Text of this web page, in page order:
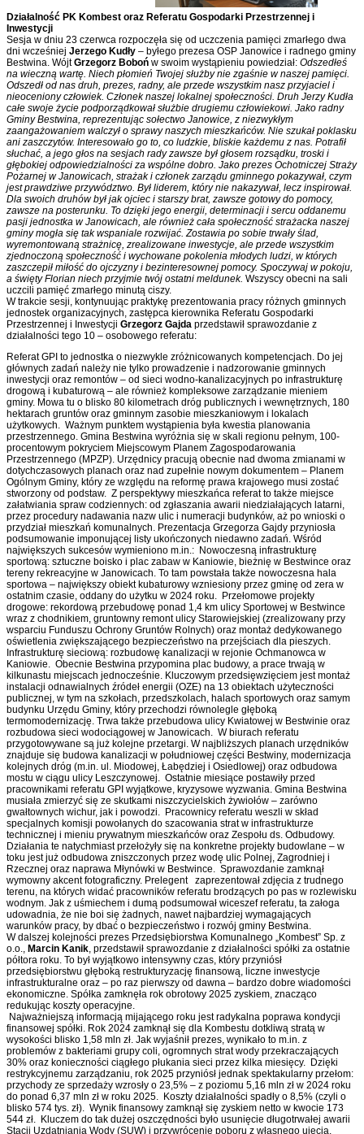
Działalność PK Kombest oraz Referatu Gospodarki Przestrzennej i
Inwestycji
Sesja w dniu 23 czerwca rozpoczęła się od uczczenia pamięci zmarłego dwa
dni wcześniej Jerzego Kudły – byłego prezesa OSP Janowice i radnego gminy
Bestwina. WójtGrzegorz Boboń w swoim wystąpieniu powiedział: Odszedłeś
na wieczną wartę. Niech płomień Twojej służby nie zgaśnie w naszej pamięci.
Odszedł od nas druh, prezes, radny, ale przede wszystkim nasz przyjaciel i
nieoceniony człowiek. Członek naszej lokalnej społeczności. Druh Jerzy Kudła
całe swoje życie podporządkował służbie drugiemu człowiekowi. Jako radny
Gminy Bestwina, reprezentując sołectwo Janowice, z niezwykłym
zaangażowaniem walczył o sprawy naszych mieszkańców. Nie szukał poklasku
ani zaszczytów. Interesowało go to, co ludzkie, bliskie każdemu z nas. Potrafił
słuchać, a jego głos na sesjach rady zawsze był głosem rozsądku, troski i
głębokiej odpowiedzialności za wspólne dobro. Jako prezes Ochotniczej Straży
Pożarnej w Janowicach, strażak i członek zarządu gminnego pokazywał, czym
jest prawdziwe przywództwo. Był liderem, który nie nakazywał, lecz inspirował.
Dla swoich druhów był jak ojciec i starszy brat, zawsze gotowy do pomocy,
zawsze na posterunku. To dzięki jego energii, determinacji i sercu oddanemu
pasji jednostka w Janowicach, ale również cała społeczność strażacka naszej
gminy mogła się tak wspaniale rozwijać. Zostawia po sobie trwały ślad,
wyremontowaną strażnicę, zrealizowane inwestycje, ale przede wszystkim
zjednoczoną społeczność i wychowane pokolenia młodych ludzi, w których
zaszczepił miłość do ojczyzny i bezinteresownej pomocy. Spoczywaj w pokoju,
a święty Florian niech przyjmie twój ostatni meldunek. Wszyscy obecni na sali
uczcili pamięć zmarłego minutą ciszy.
W trakcie sesji, kontynuując praktykę prezentowania pracy różnych gminnych
jednostek organizacyjnych, zastępca kierownika Referatu Gospodarki
Przestrzennej i Inwestycji Grzegorz Gajda przedstawił sprawozdanie z
działalności tego 10 – osobowego referatu:
Referat GPI to jednostka o niezwykle zróżnicowanych kompetencjach. Do jej
głównych zadań należy nie tylko prowadzenie i nadzorowanie gminnych
inwestycji oraz remontów – od sieci wodno-kanalizacyjnych po infrastrukturę
drogową i kubaturową – ale również kompleksowe zarządzanie mieniem
gminy. Mowa tu o blisko 80 kilometrach dróg publicznych i wewnętrznych, 180
hektarach gruntów oraz gminnym zasobie mieszkaniowym i lokalach
użytkowych. Ważnym punktem wystąpienia była kwestia planowania
przestrzennego. Gmina Bestwina wyróżnia się w skali regionu pełnym, 100-
procentowym pokryciem Miejscowym Planem Zagospodarowania
Przestrzennego (MPZP). Urzędnicy pracują obecnie nad dwoma zmianami w
dotychczasowych planach oraz nad zupełnie nowym dokumentem – Planem
Ogólnym Gminy, który ze względu na reformę prawa krajowego musi zostać
stworzony od podstaw. Z perspektywy mieszkańca referat to także miejsce
załatwiania spraw codziennych: od zgłaszania awarii niedziałających latarni,
przez procedury nadawania nazw ulic i numeracji budynków, aż po wnioski o
przydział mieszkań komunalnych. Prezentacja Grzegorza Gajdy przyniosła
podsumowanie imponującej listy ukończonych niedawno zadań. Wśród
największych sukcesów wymieniono m.in.: Nowoczesną infrastrukturę
sportową: sztuczne boisko i plac zabaw w Kaniowie, bieżnię w Bestwince oraz
tereny rekreacyjne w Janowicach. To tam powstała także nowoczesna hala
sportowa – największy obiekt kubaturowy wzniesiony przez gminę od zera w
ostatnim czasie, oddany do użytku w 2024 roku. Przełomowe projekty
drogowe: rekordową przebudowę ponad 1,4 km ulicy Sportowej w Bestwince
wraz z chodnikiem, gruntowny remont ulicy Starowiejskiej (zrealizowany przy
wsparciu Funduszu Ochrony Gruntów Rolnych) oraz montaż dedykowanego
oświetlenia zwiększającego bezpieczeństwo na przejściach dla pieszych.
Infrastrukturę sieciową: rozbudowę kanalizacji w rejonie Ochmanowca w
Kaniowie. Obecnie Bestwina przypomina plac budowy, a prace trwają w
kilkunastu miejscach jednocześnie. Kluczowym przedsięwzięciem jest montaż
instalacji odnawialnych źródeł energii (OZE) na 13 obiektach użyteczności
publicznej, w tym na szkołach, przedszkolach, halach sportowych oraz samym
budynku Urzędu Gminy, który przechodzi równolegle głęboką
termomodernizację. Trwa także przebudowa ulicy Kwiatowej w Bestwinie oraz
rozbudowa sieci wodociągowej w Janowicach. W biurach referatu
przygotowywane są już kolejne przetargi. W najbliższych planach urzędników
znajduje się budowa kanalizacji w południowej części Bestwiny, modernizacja
kolejnych dróg (m.in. ul. Miodowej, Łabędziej i Osiedlowej) oraz odbudowa
mostu w ciągu ulicy Leszczynowej. Ostatnie miesiące postawiły przed
pracownikami referatu GPI wyjątkowe, kryzysowe wyzwania. Gmina Bestwina
musiała zmierzyć się ze skutkami niszczycielskich żywiołów – zarówno
gwałtownych wichur, jak i powodzi. Pracownicy referatu weszli w skład
specjalnych komisji powołanych do szacowania strat w infrastrukturze
technicznej i mieniu prywatnym mieszkańców oraz Zespołu ds. Odbudowy.
Działania te natychmiast przełożyły się na konkretne projekty budowlane – w
toku jest już odbudowa zniszczonych przez wodę ulic Polnej, Zagrodniej i
Rzecznej oraz naprawa Młynówki w Bestwince. Sprawozdanie zamknął
wymowny akcent fotograficzny. Prelegent zaprezentował zdjęcia z trudnego
terenu, na których widać pracowników referatu brodzących po pas w rozlewisku
wodnym. Jak z uśmiechem i dumą podsumował wiceszef referatu, ta załoga
udowadnia, że nie boi się żadnych, nawet najbardziej wymagających
warunków pracy, by dbać o bezpieczeństwo i rozwój gminy Bestwina.
W dalszej kolejności prezes Przedsiębiorstwa Komunalnego „Kombest” Sp. z
o.o., Marcin Kanik, przedstawił sprawozdanie z działalności spółki za ostatnie
półtora roku. To był wyjątkowo intensywny czas, który przyniósł
przedsiębiorstwu głęboką restrukturyzację finansową, liczne inwestycje
infrastrukturalne oraz – po raz pierwszy od dawna – bardzo dobre wiadomości
ekonomiczne. Spółka zamknęła rok obrotowy 2025 zyskiem, znacząco
redukując koszty operacyjne.
Najważniejszą informacją mijającego roku jest radykalna poprawa kondycji
finansowej spółki. Rok 2024 zamknął się dla Kombestu dotkliwą stratą w
wysokości blisko 1,58 mln zł. Jak wyjaśnił prezes, wynikało to m.in. z
problemów z bakteriami grupy coli, ogromnych strat wody przekraczających
30% oraz konieczności ciągłego płukania sieci przez kilka miesięcy. Dzięki
restrykcyjnemu zarządzaniu, rok 2025 przyniósł jednak spektakularny przełom:
przychody ze sprzedaży wzrosły o 23,5% – z poziomu 5,16 mln zł w 2024 roku
do ponad 6,37 mln zł w roku 2025. Koszty działalności spadły o 8,5% (czyli o
blisko 574 tys. zł). Wynik finansowy zamknął się zyskiem netto w kwocie 173
544 zł. Kluczem do tak dużej oszczędności było usunięcie długotrwałej awarii
Stacji Uzdatniania Wody (SUW) i przywrócenie poboru z własnego ujęcia.